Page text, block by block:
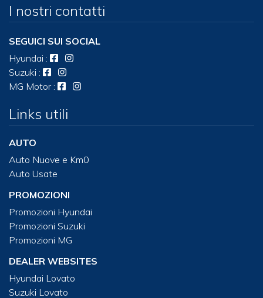
I nostri contatti
SEGUICI SUI SOCIAL
Hyundai :
Suzuki :
MG Motor :
Links utili
AUTO
Auto Nuove e Km0
Auto Usate
PROMOZIONI
Promozioni Hyundai
Promozioni Suzuki
Promozioni MG
DEALER WEBSITES
Hyundai Lovato
Suzuki Lovato